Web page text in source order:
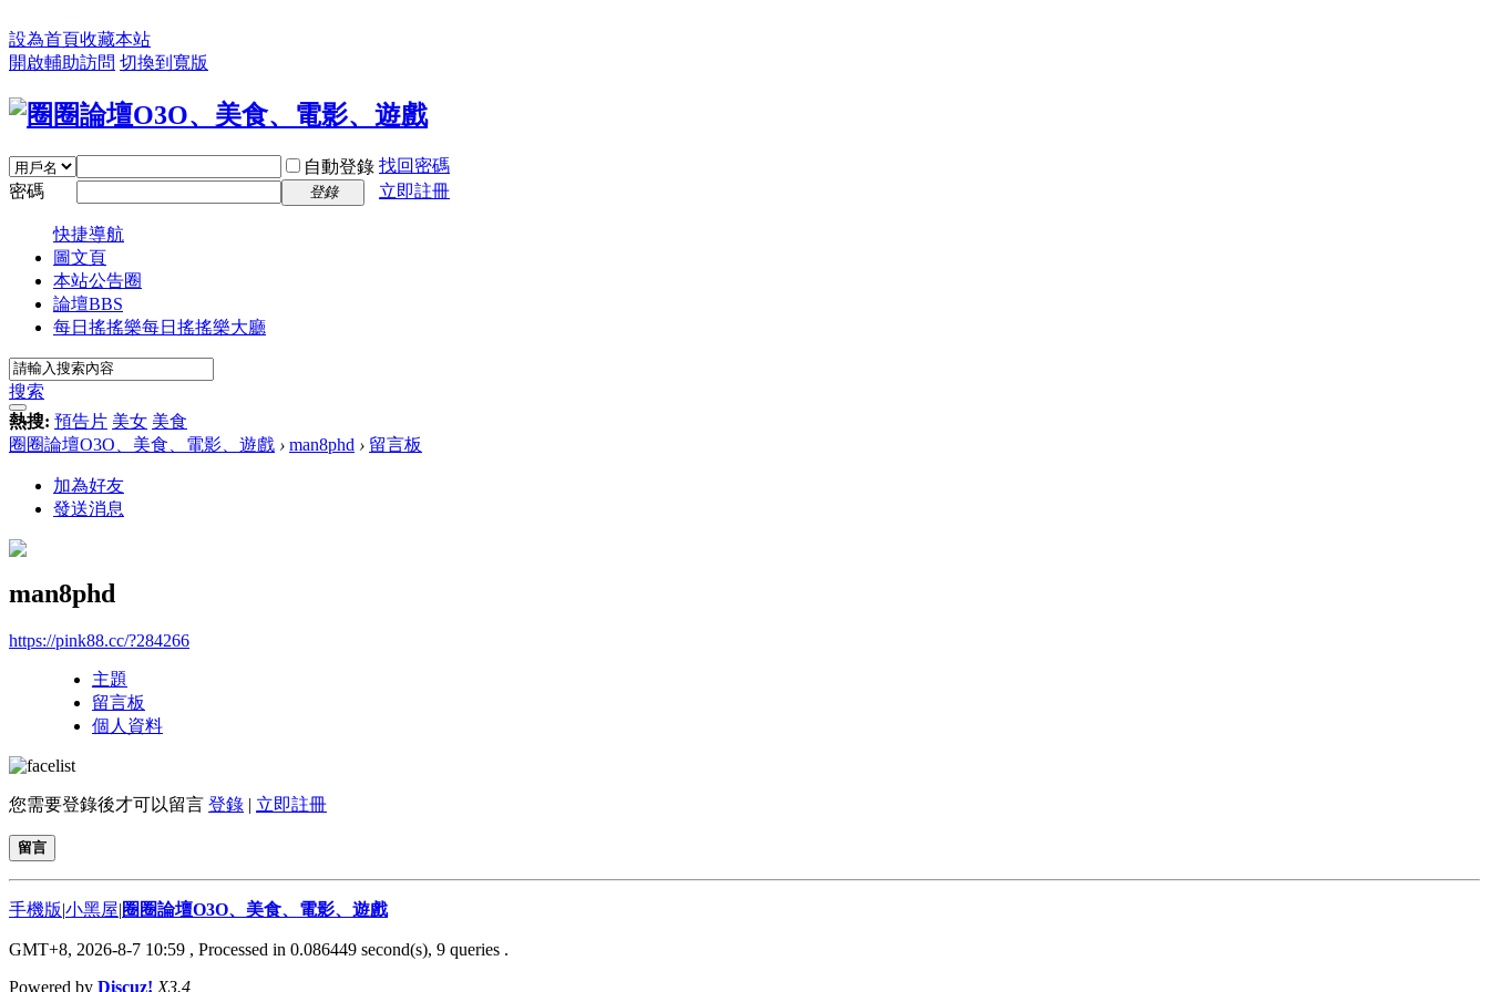
設為首頁收藏本站
開啟輔助訪問 切換到寬版
自動登錄 找回密碼
密碼
登錄 立即註冊
快捷導航
圖文頁
本站公告圈
論壇BBS
每日搖搖樂每日搖搖樂大廳
搜索
熱搜: 預告片 美女 美食
圈圈論壇O3O、美食、電影、遊戲 › man8phd › 留言板
加為好友
發送消息
man8phd
https://pink88.cc/?284266
主題
留言板
個人資料
您需要登錄後才可以留言 登錄 | 立即註冊
留言
手機版|小黑屋|圈圈論壇O3O、美食、電影、遊戲
GMT+8, 2026-8-7 10:59 , Processed in 0.086449 second(s), 9 queries .
Powered by Discuz! X3.4